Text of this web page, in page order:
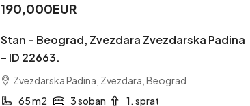
190,000EUR
Stan – Beograd, Zvezdara Zvezdarska Padina
– ID 22663.
Zvezdarska Padina, Zvezdara, Beograd
65 m2
3 soban 1. sprat